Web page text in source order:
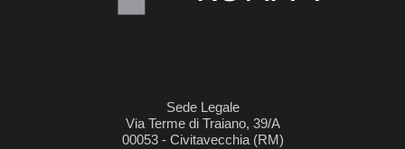
Sede Legale
Via Terme di Traiano, 39/A
00053 - Civitavecchia (RM)